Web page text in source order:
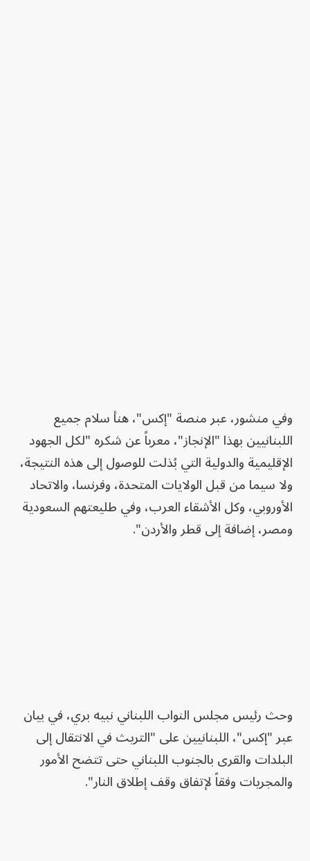
وفي منشور، عبر منصة "إكس"، هنأ سلام جميع
اللبنانيين بهذا "الإنجاز"، معرباً عن شكره "لكل الجهود
الإقليمية والدولية التي بُذلت للوصول إلى هذه النتيجة،
ولا سيما من قبل الولايات المتحدة، وفرنسا، والاتحاد
الأوروبي، وكل الأشقاء العرب، وفي طليعتهم السعودية
ومصر، إضافة إلى قطر والأردن".
وحث رئيس مجلس ​النواب اللبناني ⁠نبيه ‌بري، في بيان
عبر "إكس"، اللبنانيين على "التريث في الانتقال إلى
البلدات ‌والقرى بالجنوب اللبناني حتى تتضح الأمور
والمجريات وفقاً لإتفاق وقف ​إطلاق النار".